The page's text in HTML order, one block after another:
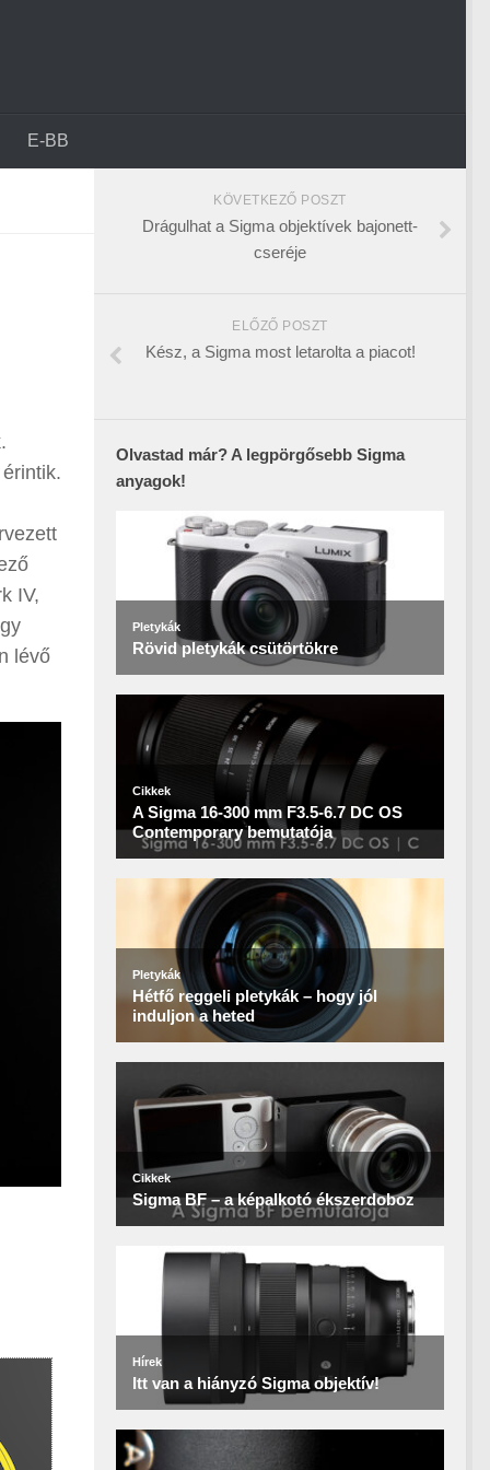
E-BB
IV,
lévő
KÖVETKEZŐ POSZT
Drágulhat a Sigma objektívek bajonett-
cseréje
ELŐZŐ POSZT
Kész, a Sigma most letarolta a piacot!
Olvastad már? A legpörgősebb Sigma
anyagok!